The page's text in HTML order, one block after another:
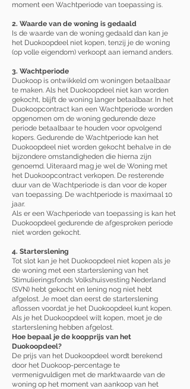
moment een Wachtperiode van toepassing is.
2. Waarde van de woning is gedaald
Is de waarde van de woning gedaald dan kan je
het Duokoopdeel niet kopen, tenzij je de woning
(op volle eigendom) verkoopt aan iemand anders.
3. Wachtperiode
Duokoop is ontwikkeld om woningen betaalbaar
te maken. Als het Duokoopdeel niet kan worden
gekocht, blijft de woning langer betaalbaar. In het
Duokoopcontract kan een Wachtperiode worden
opgenomen om de woning gedurende deze
periode betaalbaar te houden voor opvolgend
kopers. Gedurende de Wachtperiode kan het
Duokoopdeel niet worden gekocht behalve in de
bijzondere omstandigheden die hierna zijn
genoemd. Uiteraard mag je wel de Woning met
het Duokoopcontract verkopen. De resterende
duur van de Wachtperiode is dan voor de koper
van toepassing. De wachtperiode is maximaal 10
jaar.
Als er een Wachperiode van toepassing is kan het
Duokoopdeel gedurende de afgesproken periode
niet worden gekocht.
4. Starterslening
Tot slot kan je het Duokoopdeel niet kopen als je
de woning met een starterslening van het
Stimulieringsfonds Volkshuisvesting Nederland
(SVN) hebt gekocht en lening nog niet hebt
afgelost. Je moet dan eerst de starterslening
aflossen voordat je het Duokoopdeel kunt kopen.
Als je het Duokoopdeel wilt kopen, moet je de
starterslening hebben afgelost.
Hoe bepaal je de koopprijs van het
Duokoopdeel?
De prijs van het Duokoopdeel wordt berekend
door het Duokoop-percentage te
vermenigvuldigen met ​de marktwaarde van de
woning op het moment van aankoop van het